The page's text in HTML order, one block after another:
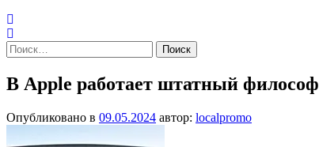
Найти:
В Apple работает штатный философ
Опубликовано в 09.05.2024 автор: localpromo